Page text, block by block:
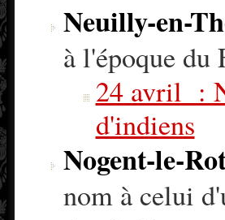
Neuilly-en-
à l'époque du
24 avril :
d'indiens
Nogent-le-
nom à celui